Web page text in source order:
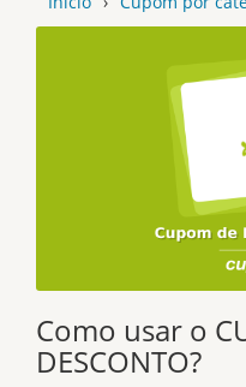
Como usar o
DESCONTO?